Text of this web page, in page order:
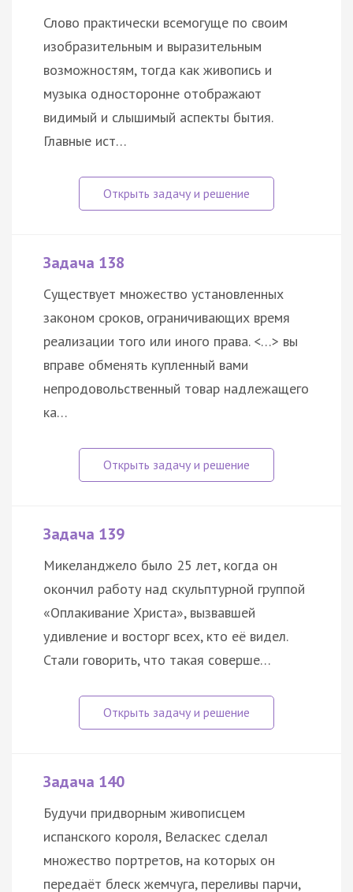
Слово практически всемогуще по своим
изобразительным и выразительным
возможностям, тогда как живопись и
музыка односторонне отображают
видимый и слышимый аспекты бытия.
Главные ист…
Задача 138
Существует множество установленных
законом сроков, ограничивающих время
реализации того или иного права. <…> вы
вправе обменять купленный вами
непродовольственный товар надлежащего
ка…
Задача 139
Микеланджело было 25 лет, когда он
окончил работу над скульптурной группой
«Оплакивание Христа», вызвавшей
удивление и восторг всех, кто её видел.
Стали говорить, что такая соверше…
Задача 140
Будучи придворным живописцем
испанского короля, Веласкес сделал
множество портретов, на которых он
передаёт блеск жемчуга, переливы парчи,